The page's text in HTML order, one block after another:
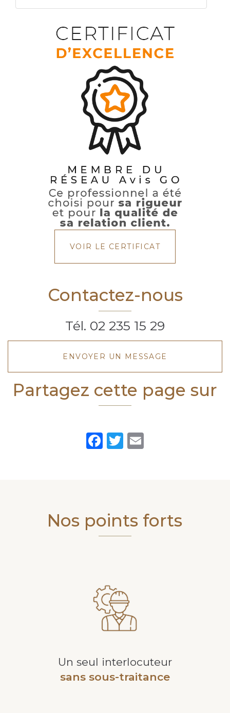
VOIR LE CERTIFICAT
Contactez-nous
Tél. 02 235 15 29
ENVOYER UN MESSAGE
Partagez cette page sur
Facebook
Twitter
Nos points forts
Un seul interlocuteur
sans sous-traitance